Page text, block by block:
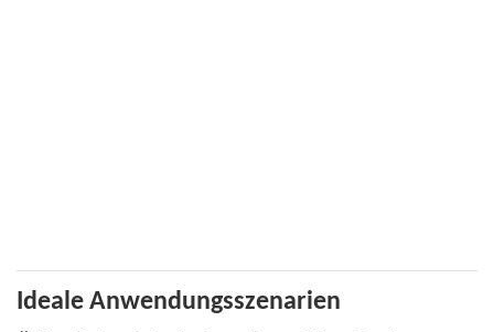
Ideale Anwendungsszenarien